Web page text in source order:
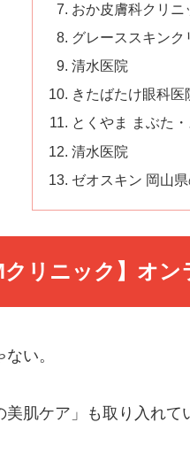
おか皮膚科クリニ
グレーススキンク
清水医院
きたばたけ眼科医
とくやま まぶた
清水医院
ゼオスキン 岡山
クリニック】オ
い。
美肌ケア」も取り入れて